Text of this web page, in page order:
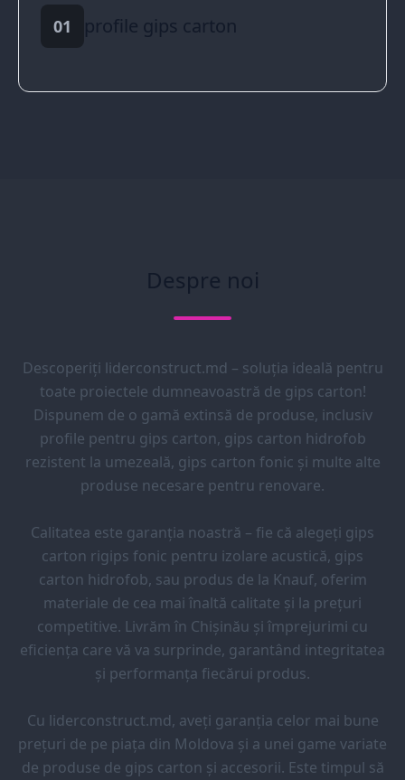
01 profile gips carton
Despre noi
Descoperiți liderconstruct.md – soluția ideală pentru
toate proiectele dumneavoastră de gips carton!
Dispunem de o gamă extinsă de produse, inclusiv
profile pentru gips carton, gips carton hidrofob
rezistent la umezeală, gips carton fonic și multe alte
produse necesare pentru renovare.
Calitatea este garanția noastră – fie că alegeți gips
carton rigips fonic pentru izolare acustică, gips
carton hidrofob, sau produs de la Knauf, oferim
materiale de cea mai înaltă calitate și la prețuri
competitive. Livrăm în Chișinău și împrejurimi cu
eficiența care vă va surprinde, garantând integritatea
și performanța fiecărui produs.
Cu liderconstruct.md, aveți garanția celor mai bune
prețuri de pe piața din Moldova și a unei game variate
de produse de gips carton și accesorii. Este timpul să